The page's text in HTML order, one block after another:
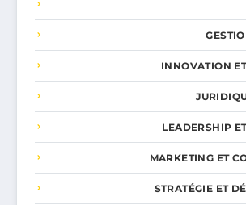
INNOVATION
LEADERSHIP
MARKETING ET
STRATÉGIE ET